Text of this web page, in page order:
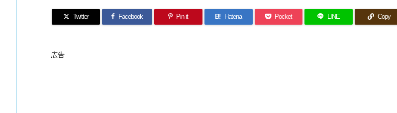
Twitter Facebook Pin it B! Hatena Pocket LINE Copy
広告